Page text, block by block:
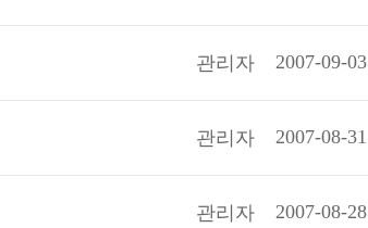
관리자 2007-09-03
관리자 2007-08-31
관리자 2007-08-28